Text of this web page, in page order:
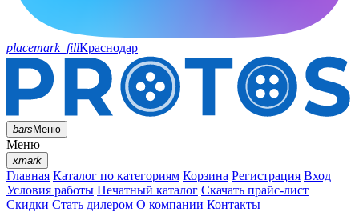
placemark_fillКраснодар
barsМеню
Меню
xmark
Главная Каталог по категориям Корзина Регистрация Вход
Условия работы Печатный каталог Скачать прайс-лист
Скидки Стать дилером О компании Контакты